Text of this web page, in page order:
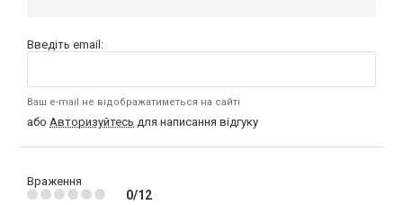
Введіть email:
Ваш e-mail не відображатиметься на сайті
або Авторизуйтесь для написання відгуку
Враження
0/12